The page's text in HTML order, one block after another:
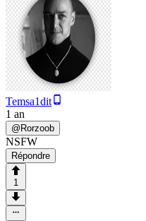
Temsa1dit
1 an
@ Rorzoob
NSFW
Répondre
1